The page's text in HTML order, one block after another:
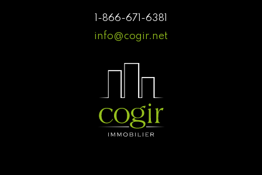
1-866-671-6381
info@cogir.net